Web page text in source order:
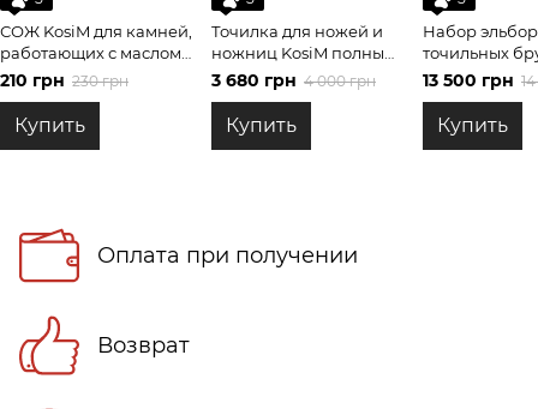
СОЖ KosiM для камней,
работающих с маслом
100 мл
210 грн 230 грн
Купить
Точилка для ножей и
ножниц KosiM полный
комплект
3 680 грн 4 000 грн
Купить
Набор
точильных
заточки на
гравировкой
13 500 грн
Купить
Оплата при получении
Возврат